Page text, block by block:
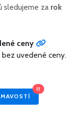
sledujeme za rok
ceny
bez uvedené ceny.
!!